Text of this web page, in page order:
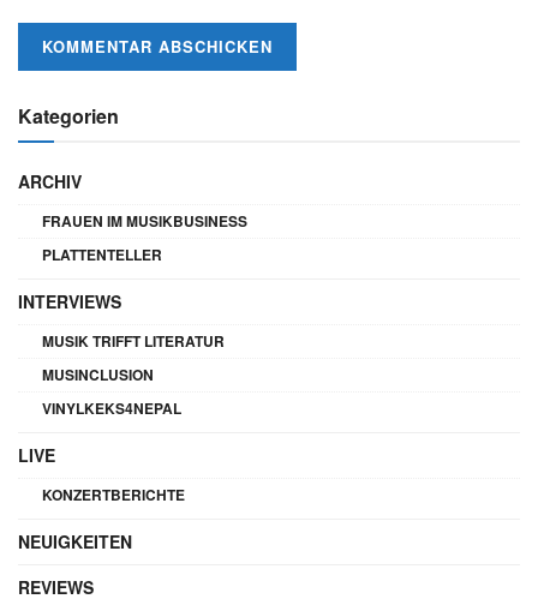
Kategorien
ARCHIV
FRAUEN IM MUSIKBUSINESS
PLATTENTELLER
INTERVIEWS
MUSIK TRIFFT LITERATUR
MUSINCLUSION
VINYLKEKS4NEPAL
LIVE
KONZERTBERICHTE
NEUIGKEITEN
REVIEWS